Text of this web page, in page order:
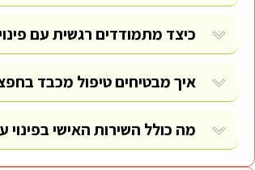
כיצד מתמודדים רגשית עם
איך מבטיחים טיפול מכבד
מה כולל השירות האישי בפינוי